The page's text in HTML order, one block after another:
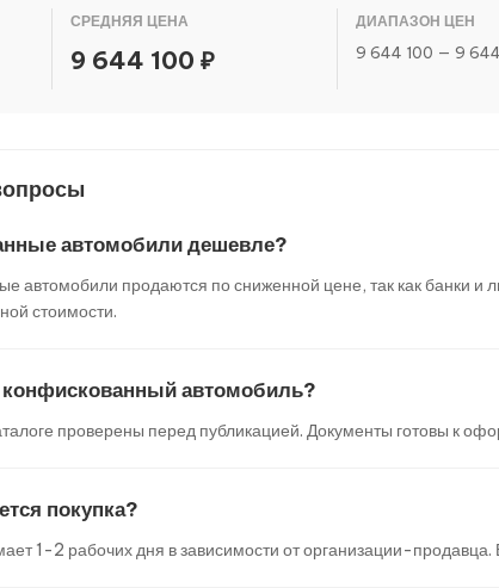
СРЕДНЯЯ ЦЕНА
9 644 100 ₽
ДИАПАЗОН ЦЕН
9 644 100 — 9
автомобили дешевле?
автомобили продаются по сниженной цене, так как банки и
стоимости.
конфискованный автомобиль?
проверены перед публикацией. Документы готовы к
покупка?
1-2 рабочих дня в зависимости от организации-